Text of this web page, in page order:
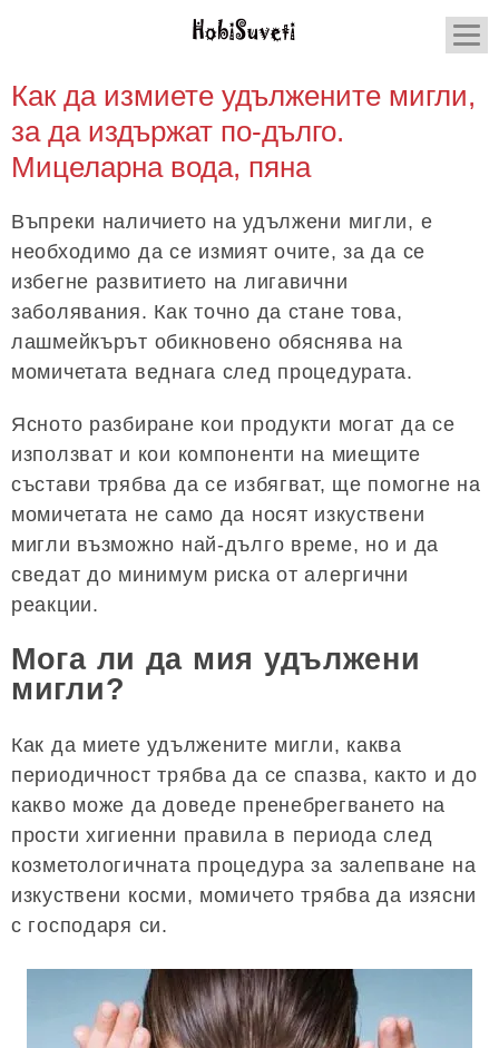
Как да измиете удължените мигли,
за да издържат по-дълго.
Мицеларна вода, пяна
Въпреки наличието на удължени мигли, е
необходимо да се измият очите, за да се
избегне развитието на лигавични
заболявания. Как точно да стане това,
лашмейкърът обикновено обяснява на
момичетата веднага след процедурата.
Ясното разбиране кои продукти могат да се
използват и кои компоненти на миещите
състави трябва да се избягват, ще помогне на
момичетата не само да носят изкуствени
мигли възможно най-дълго време, но и да
сведат до минимум риска от алергични
реакции.
Мога ли да мия удължени
мигли?
Как да миете удължените мигли, каква
периодичност трябва да се спазва, както и до
какво може да доведе пренебрегването на
прости хигиенни правила в периода след
козметологичната процедура за залепване на
изкуствени косми, момичето трябва да изясни
с господаря си.